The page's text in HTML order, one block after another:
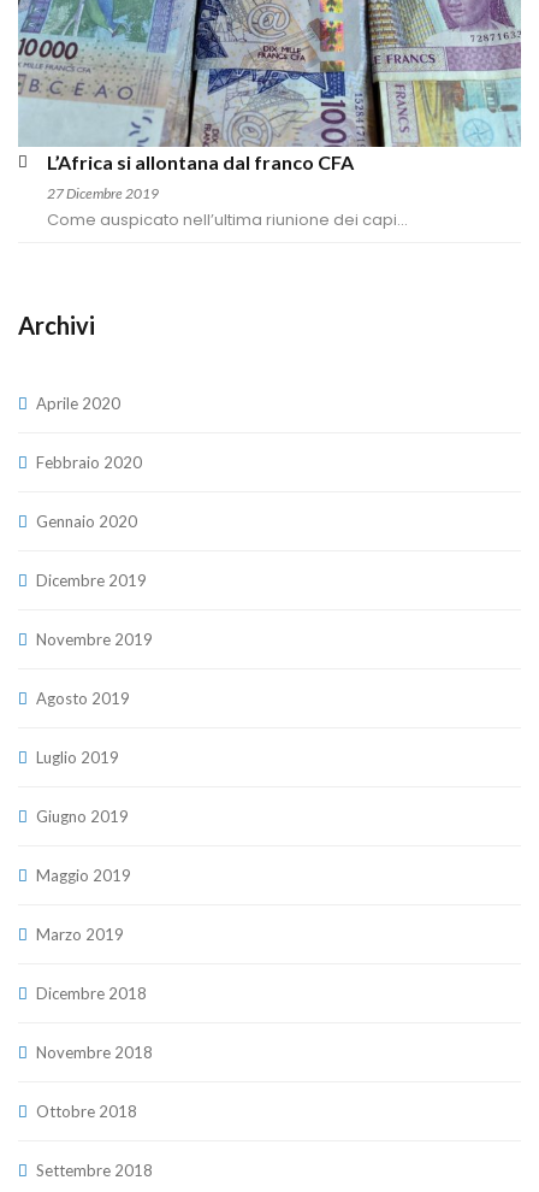
L’Africa si allontana dal franco CFA
27 Dicembre 2019
Come auspicato nell’ultima riunione dei capi...
Archivi
Aprile 2020
Febbraio 2020
Gennaio 2020
Dicembre 2019
Novembre 2019
Agosto 2019
Luglio 2019
Giugno 2019
Maggio 2019
Marzo 2019
Dicembre 2018
Novembre 2018
Ottobre 2018
Settembre 2018